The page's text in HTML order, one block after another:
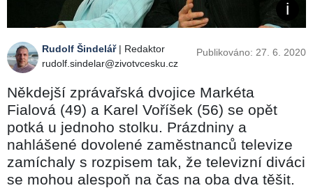
Rudolf Šindelář| Redaktor
rudolf.sindelar@zivotvcesku.cz
Publikováno: 27. 6. 2020
Někdejší zprávařská dvojice Markéta
Fialová (49) a Karel Voříšek (56) se opět
potká u jednoho stolku. Prázdniny a
nahlášené dovolené zaměstnanců televize
zamíchaly s rozpisem tak, že televizní diváci
se mohou alespoň na čas na oba dva těšit.